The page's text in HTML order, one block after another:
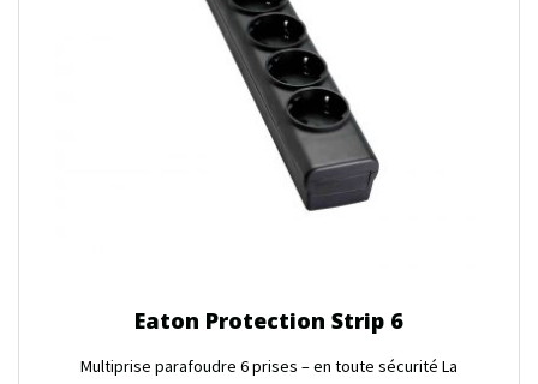
Eaton Protection Strip 6
Multiprise parafoudre 6 prises – en toute sécurité La